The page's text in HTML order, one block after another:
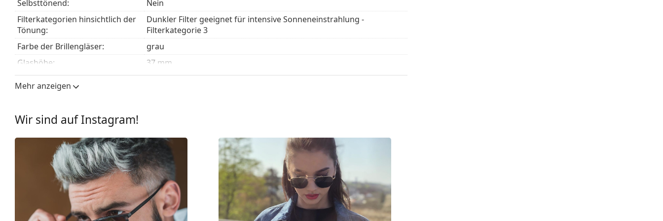
Entdecken Sie das gesamte Sortiment derSonnenbrillen, um weitere Modelle beliebter Marken zu
finden.
Selbsttönend:
Nein
Filterkategorien hinsichtlich der
Tönung:
Dunkler Filter geeignet für intensive Sonneneinstrahlung -
Filterkategorie 3
Farbe der Brillengläser:
grau
Glashöhe:
37 mm
Glasbreite:
46 mm
Brillenfassungen
Rahmenform:
Quadratisch
Farbe der Fassung:
braun
Sekundäre Rahmenfarbe:
blau
Material der Fassung:
Kunststoff
Größe:
S
Mehr anzeigen
Wir sind auf Instagram!